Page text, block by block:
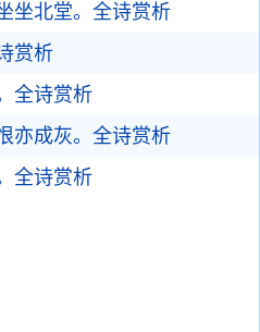
坐北堂。 全诗赏析
赏析
全诗赏析
亦成灰。 全诗赏析
全诗赏析